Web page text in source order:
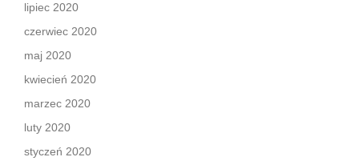
lipiec 2020
czerwiec 2020
maj 2020
kwiecień 2020
marzec 2020
luty 2020
styczeń 2020